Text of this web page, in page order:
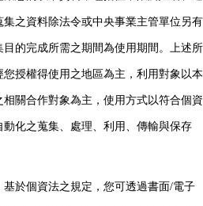
之資料除法令或中央事業主管單位另有
的完成所需之期間為使用期間。上述所
授權得使用之地區為主，利用對象以本
關合作對象為主，使用方式以符合個資
化之蒐集、處理、利用、傳輸與保存
於個資法之規定，您可透過書面/電子